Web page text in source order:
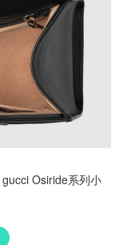
gucci Osiride系列小